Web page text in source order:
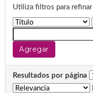
Utiliza filtros para
Resultados por página